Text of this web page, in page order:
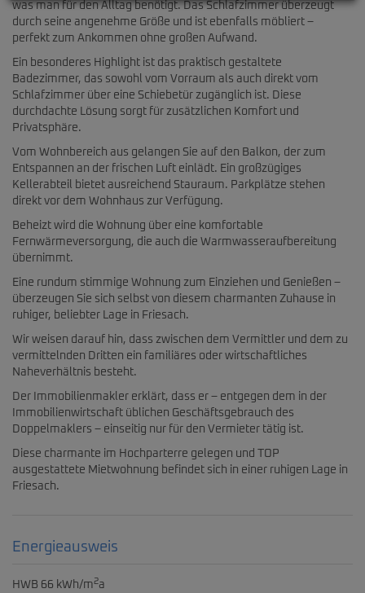
was man für den Alltag benötigt. Das Schlafzimmer überzeugt
durch seine angenehme Größe und ist ebenfalls möbliert –
perfekt zum Ankommen ohne großen Aufwand.
Ein besonderes Highlight ist das praktisch gestaltete
Badezimmer, das sowohl vom Vorraum als auch direkt vom
Schlafzimmer über eine Schiebetür zugänglich ist. Diese
durchdachte Lösung sorgt für zusätzlichen Komfort und
Privatsphäre.
Vom Wohnbereich aus gelangen Sie auf den Balkon, der zum
Entspannen an der frischen Luft einlädt. Ein großzügiges
Kellerabteil bietet ausreichend Stauraum. Parkplätze stehen
direkt vor dem Wohnhaus zur Verfügung.
Beheizt wird die Wohnung über eine komfortable
Fernwärmeversorgung, die auch die Warmwasseraufbereitung
übernimmt.
Eine rundum stimmige Wohnung zum Einziehen und Genießen –
überzeugen Sie sich selbst von diesem charmanten Zuhause in
ruhiger, beliebter Lage in Friesach.
Wir weisen darauf hin, dass zwischen dem Vermittler und dem zu
vermittelnden Dritten ein familiäres oder wirtschaftliches
Naheverhältnis besteht.
Der Immobilienmakler erklärt, dass er – entgegen dem in der
Immobilienwirtschaft üblichen Geschäftsgebrauch des
Doppelmaklers – einseitig nur für den Vermieter tätig ist.
Diese charmante im Hochparterre gelegen und TOP
ausgestattete Mietwohnung befindet sich in einer ruhigen Lage in
Friesach.
Energieausweis
HWB 66 kWh/m2a